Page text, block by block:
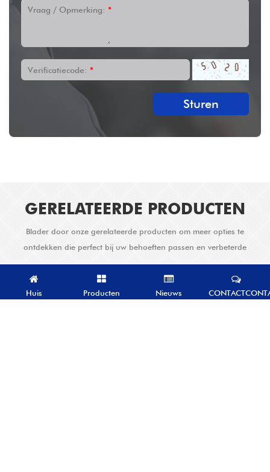
Vraag / Opmerking: *
Verificatiecode: *
Sturen
GERELATEERDE PRODUCTEN
Blader door onze gerelateerde producten om meer opties te
ontdekken die perfect bij uw behoeften passen en verbeterde
oplossingen bieden.
Huis Producten Nieuws